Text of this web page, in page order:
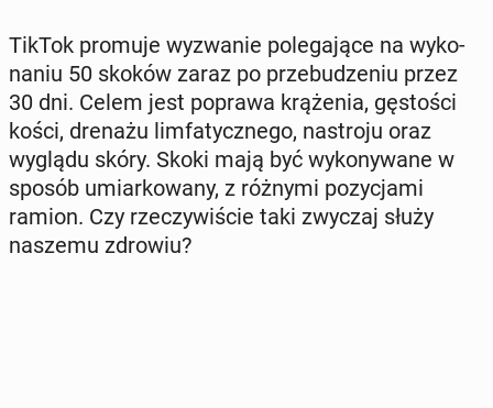
TikTok promuje wy­zwa­nie po­le­ga­ją­ce na wy­ko­
na­niu 50 skoków zaraz po prze­bu­dze­niu przez
30 dni. Celem jest poprawa krą­że­nia, gę­sto­ści
kości, drenażu lim­fa­tycz­ne­go, na­stro­ju oraz
wyglądu skóry. Skoki mają być wy­ko­ny­wa­ne w
sposób umiar­ko­wa­ny, z różnymi po­zy­cja­mi
ramion. Czy rze­czy­wi­ście taki zwyczaj służy
naszemu zdrowiu?